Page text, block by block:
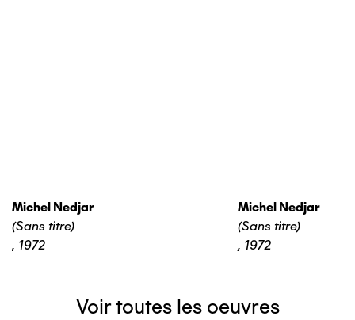
Michel Nedjar
(Sans titre)
, 1972
Michel Nedjar
(Sans titre)
, 1972
Voir toutes les oeuvres